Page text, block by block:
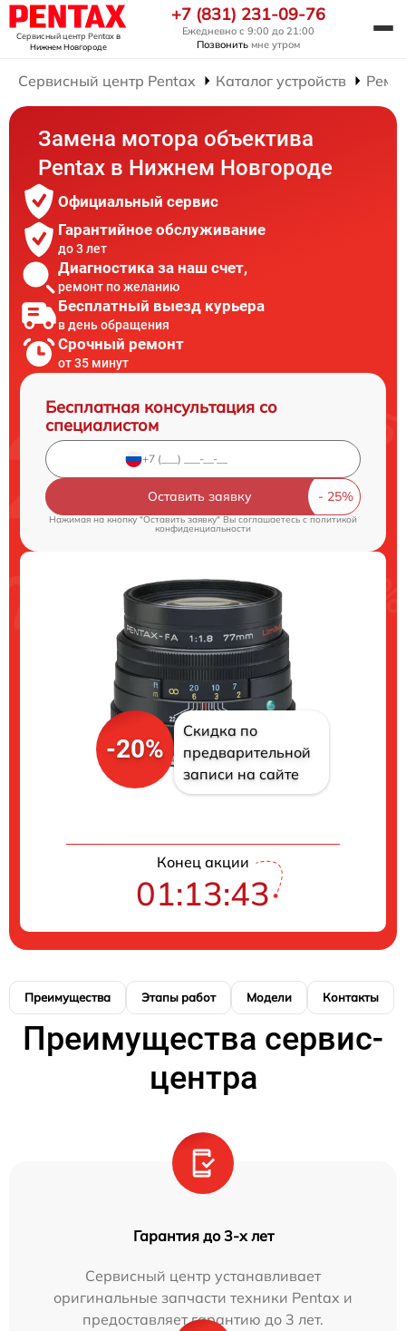
Сервисный центр Pentaxв
Нижнем Новгороде
+7 (831) 231-09-76
Ежедневно с 9:00 до 21:00
Позвонить мне утром
Сервисный центр Pentax Каталог устройств
Замена мотора объектива
Pentax в Нижнем Новгороде
Официальный сервис
Гарантийное обслуживание
до 3 лет
Диагностика за наш счет,
ремонт по желанию
Бесплатный выезд курьера
в день обращения
Срочный ремонт
от 35 минут
Бесплатная консультация со
специалистом
Оставить заявку
Нажимая на кнопку "Оставить заявку" Вы соглашаетесь cполитикой
конфиденциальности
-20%
Скидка по
предварительной
записи на сайте
Конец акции
01:13:43
Преимущества Этапы работ Модели Контакты
Преимущества сервис-
центра
Гарантия до 3-х лет
Сервисный центр устанавливает
оригинальные запчасти техники Pentax и
предоставляет гарантию до 3 лет.